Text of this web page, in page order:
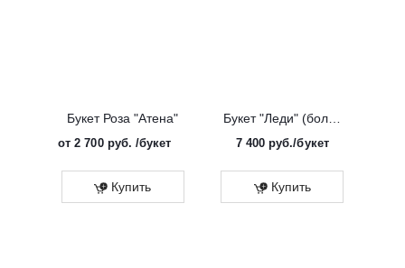
Букет Роза "Атена"
от2 700 руб. /букет
Купить
Букет "Леди" (большой)
7 400 руб./букет
Купить